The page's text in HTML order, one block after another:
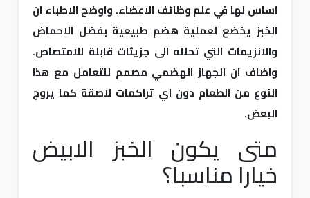
اساس لها في علم وظائف الاعضاء. واوضح الاطباء ان
الخبز يخضع لعملية هضم طبيعية بفضل الاحماض
والانزيمات التي تحلله الى جزيئات قابلة للامتصاص.
واضاف ان الجهاز الهضمي مصمم للتعامل مع هذا
النوع من الطعام دون اي تراكمات لاصقة كما يروج
البعض.
متى يكون الخبز الابيض
خيارا مناسبا؟